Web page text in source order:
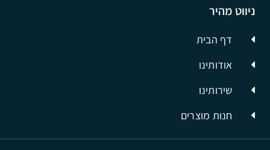
ניווט מהיר
דף הבית
אודותינו
שירותינו
חנות מוצרים